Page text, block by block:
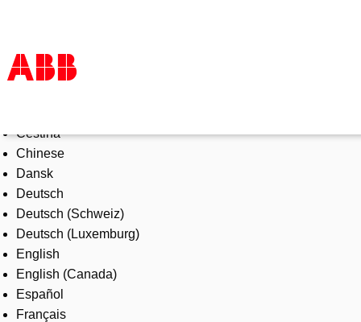
Products & Solutions
Industries
Services
About us
Where to buy
Contact us
Careers
Čeština
Chinese
Dansk
Deutsch
Deutsch (Schweiz)
Deutsch (Luxemburg)
English
English (Canada)
Español
Français